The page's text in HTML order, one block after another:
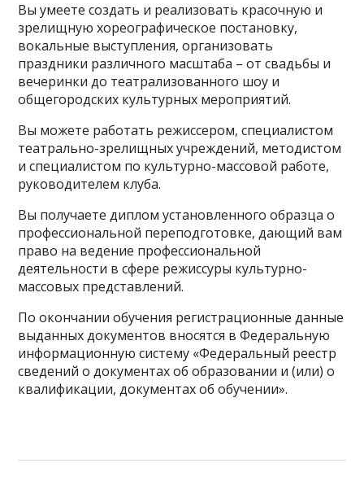
Вы умеете создать и реализовать красочную и
зрелищную хореографическое постановку,
вокальные выступления, организовать
праздники различного масштаба – от свадьбы и
вечеринки до театрализованного шоу и
общегородских культурных мероприятий.
Вы можете работать режиссером, специалистом
театрально-зрелищных учреждений, методистом
и специалистом по культурно-массовой работе,
руководителем клуба.
Вы получаете диплом установленного образца о
профессиональной переподготовке, дающий вам
право на ведение профессиональной
деятельности в сфере режиссуры культурно-
массовых представлений.
По окончании обучения регистрационные данные
выданных документов вносятся в Федеральную
информационную систему «Федеральный реестр
сведений о документах об образовании и (или) о
квалификации, документах об обучении».